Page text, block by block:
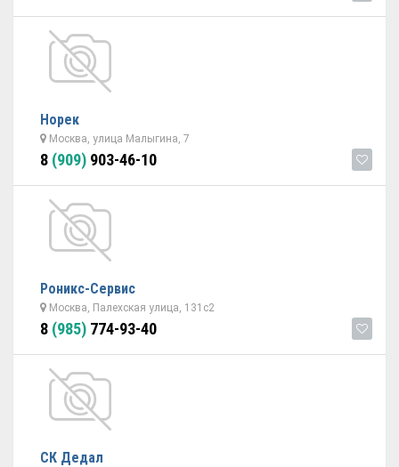
Норек
Москва, улица Малыгина, 7
8 (909) 903-46-10
Роникс-Сервис
Москва, Палехская улица, 131с2
8 (985) 774-93-40
СК Дедал